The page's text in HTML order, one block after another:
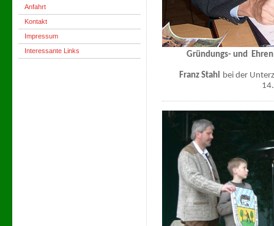
Anfahrt
Kontakt
Impressum
Interessante Links
Gründungs- und
Franz Stahl bei der